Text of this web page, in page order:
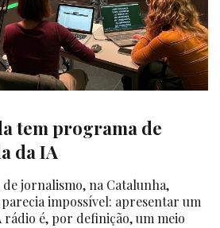
tem programa de
da IA
jornalismo, na Catalunha,
impossível: apresentar um
é, por definição, um meio